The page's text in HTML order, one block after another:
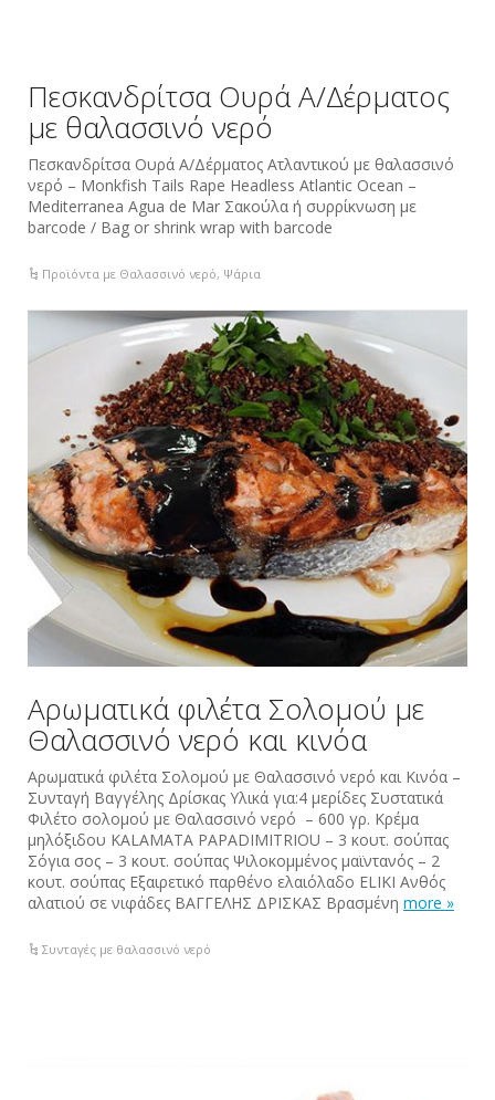
Πεσκανδρίτσα Ουρά Α/Δέρματος
με θαλασσινό νερό
Πεσκανδρίτσα Ουρά Α/Δέρματος Ατλαντικού με θαλασσινό
νερό – Monkfish Tails Rape Headless Atlantic Ocean –
Mediterranea Agua de Mar Σακούλα ή συρρίκνωση με
barcode / Bag or shrink wrap with barcode
Προϊόντα με Θαλασσινό νερό, Ψάρια
Αρωματικά φιλέτα Σολομού με
Θαλασσινό νερό και κινόα
Αρωματικά φιλέτα Σολομού με Θαλασσινό νερό και Κινόα –
Συνταγή Βαγγέλης Δρίσκας Υλικά για:4 μερίδες Συστατικά
Φιλέτο σολομού με Θαλασσινό νερό – 600 γρ. Κρέμα
μηλόξιδου KALAMATA PAPADIMITRIOU – 3 κουτ. σούπας
Σόγια σος – 3 κουτ. σούπας Ψιλοκομμένος μαϊντανός – 2
κουτ. σούπας Εξαιρετικό παρθένο ελαιόλαδο ELIKI Ανθός
αλατιού σε νιφάδες ΒΑΓΓΕΛΗΣ ΔΡΙΣΚΑΣ Βρασμένη more »
Συνταγές με θαλασσινό νερό